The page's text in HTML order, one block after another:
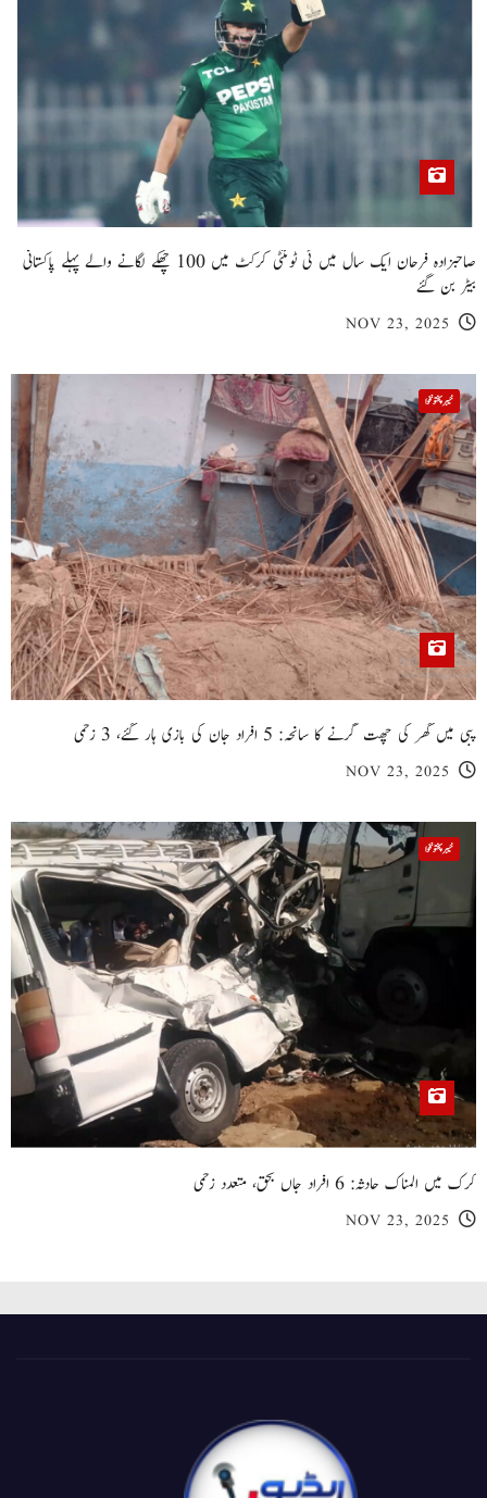
صاحبزادہ فرحان ایک سال میں ٹی ٹوئنٹی کرکٹ میں 100 چھکے لگانے والے پہلے پاکستانی
بیٹر بن گئے
NOV 23, 2025
خیبر پختونخوا
پبی میں گھر کی چھت گرنے کا سانحہ: 5 افراد جان کی بازی ہار گئے، 3 زخمی
NOV 23, 2025
خیبر پختونخوا
کرک میں المناک حادثہ: 6 افراد جاں بحق، متعدد زخمی
NOV 23, 2025